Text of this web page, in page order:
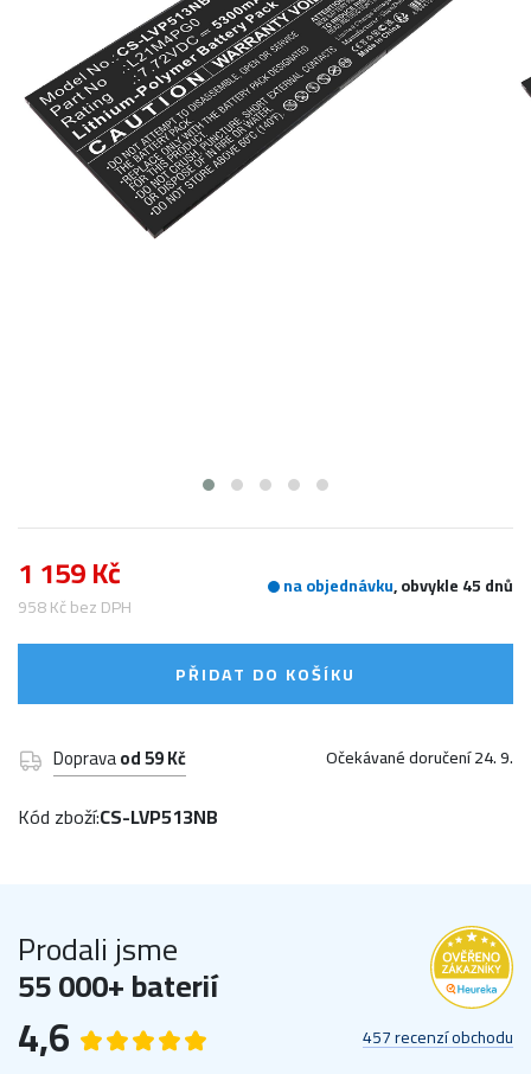
1 159 Kč
958 Kč bez DPH
na objednávku, obvykle 45 dnů
PŘIDAT DO KOŠÍKU
Dopravaod 59 Kč Očekávané doručení 24. 9.
Kód zboží:CS-LVP513NB
Prodali jsme
55 000+ baterií
4,6 457 recenzí obchodu